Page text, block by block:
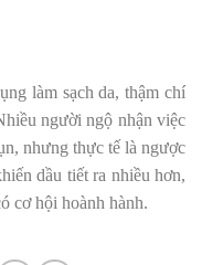
làm sạch da, thậm chí
người ngộ nhận việc
nhưng thực tế là ngược
dầu tiết ra nhiều hơn,
cơ hội hoành hành.